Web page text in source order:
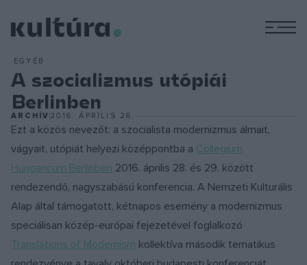
EGYÉB
A szocializmus utópiái
Berlinben
ARCHÍV2016. ÁPRILIS 26.
Ezt a közös nevezőt: a szocialista modernizmus álmait,
vágyait, utópiát helyezi középpontba a Collegium
Hungaricum Berlinben 2016. április 28. és 29. között
rendezendő, nagyszabású konferencia. A Nemzeti Kulturális
Alap által támogatott, kétnapos esemény a modernizmus
speciálisan közép-európai fejezetével foglalkozó
Translations of Modernism kollektíva második tematikus